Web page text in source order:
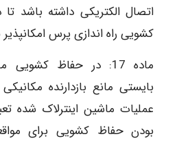
اتصال الکتریکی داشته باشد
کشویی راه اندازی پرس امکان‎پذیر نباشد.
ماده‌ 17: در حفاظ
عملیات ماشین اینترلاک شده
بودن حفاظ کشویی برای